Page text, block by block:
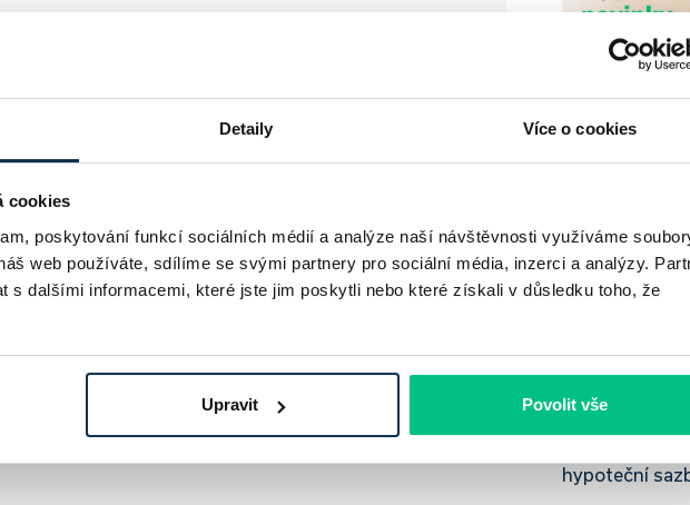
Detaily Více o cookies
cookies
poskytování funkcí sociálních médií a analýze naší návštěvnosti využíváme
web používáte, sdílíme se svými partnery pro sociální média, inzerci a analýzy.
s dalšími informacemi, které jste jim poskytli nebo které získali v důsledku toho, že
Upravit Povolit vše
ztrátu vůči počáteční investici, udává se
z nejstabilnějších a nejziskovějších forem, jak
zdražuje
slevu do
Český
2026
tlakem a část
růstu.
hypoteční